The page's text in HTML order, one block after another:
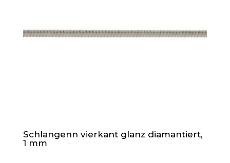
Schlangenn vierkant glanz diamantiert,
1 mm